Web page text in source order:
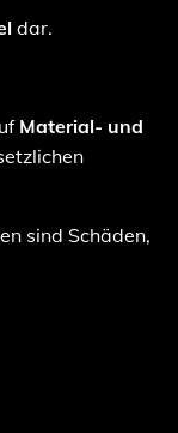
dar.
Material- und
sind Schäden,